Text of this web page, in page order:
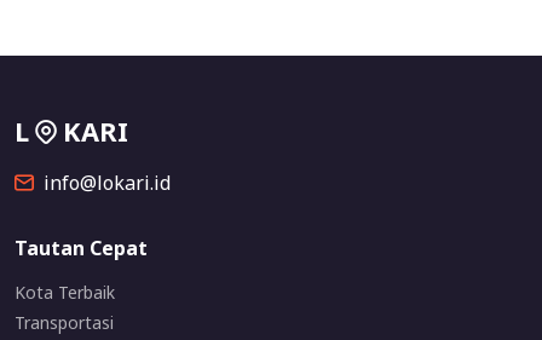
L KARI
info@lokari.id
Tautan Cepat
Kota Terbaik
Transportasi